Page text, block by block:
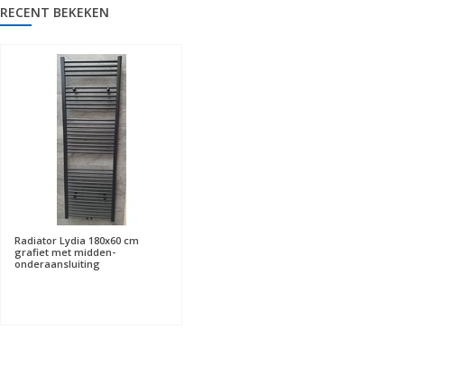
RECENT BEKEKEN
Radiator Lydia 180x60 cm
grafiet met midden-
onderaansluiting